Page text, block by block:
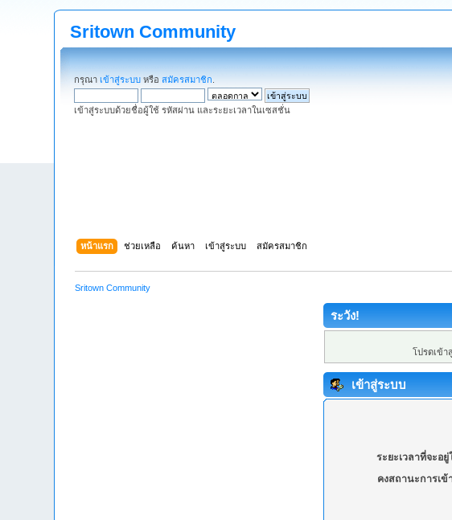
Sritown Community
กรุณา เข้าสู่ระบบ หรือสมัครสมาชิก
เข้าสู่ระบบด้วยชื่อผู้ใช้ รหัสผ่าน และระยะเวลาในเซสชั่น
หน้าแรก ช่วยเหลือ ค้นหา เข้าสู่ระบบ สมัครสมาชิก
Sritown Community
ระวัง!
โปรดเข้า
เข้าสู่ระบบ
ระยะเวลาที่จะอ
คงสถานะการเข้